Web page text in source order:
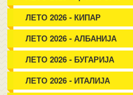
ЛЕТО 2026 - КИПАР
ЛЕТО 2026 - АЛБАНИЈА
ЛЕТО 2026 - БУГАРИЈА
ЛЕТО 2026 - ИТАЛИЈА